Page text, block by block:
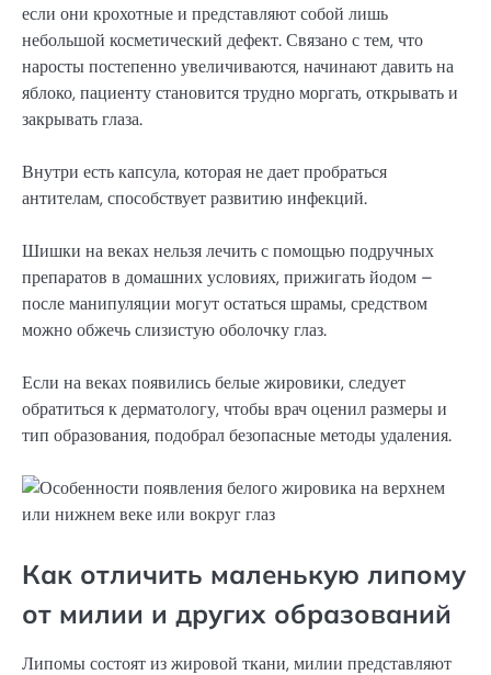
если они крохотные и представляют собой лишь
небольшой косметический дефект. Связано с тем, что
наросты постепенно увеличиваются, начинают давить на
яблоко, пациенту становится трудно моргать, открывать и
закрывать глаза.
Внутри есть капсула, которая не дает пробраться
антителам, способствует развитию инфекций.
Шишки на веках нельзя лечить с помощью подручных
препаратов в домашних условиях, прижигать йодом –
после манипуляции могут остаться шрамы, средством
можно обжечь слизистую оболочку глаз.
Если на веках появились белые жировики, следует
обратиться к дерматологу, чтобы врач оценил размеры и
тип образования, подобрал безопасные методы удаления.
Как отличить маленькую липому
от милии и других образований
Липомы состоят из жировой ткани, милии представляют